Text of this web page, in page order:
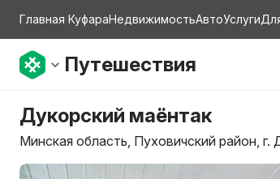
Главная КуфараНедвижимостьАвтоУслуги
Путешествия
Дукорский маёнтак
Минская область, Пуховичский район, г.